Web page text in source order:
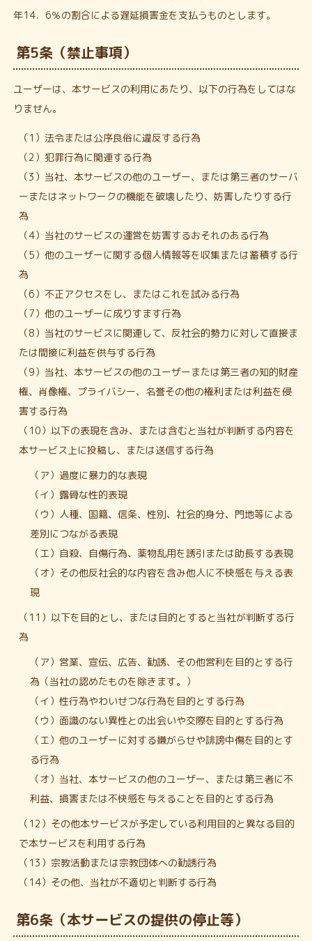
年14．6％の割合による遅延損害金を支払うものとします。
第5条（禁止事項）
ユーザーは、本サービスの利用にあたり、以下の行為をしてはな
りません。
（1）法令または公序良俗に違反する行為
（2）犯罪行為に関連する行為
（3）当社、本サービスの他のユーザー、または第三者のサーバ
ーまたはネットワークの機能を破壊したり、妨害したりする行
為
（4）当社のサービスの運営を妨害するおそれのある行為
（5）他のユーザーに関する個人情報等を収集または蓄積する行
為
（6）不正アクセスをし、またはこれを試みる行為
（7）他のユーザーに成りすます行為
（8）当社のサービスに関連して、反社会的勢力に対して直接ま
たは間接に利益を供与する行為
（9）当社、本サービスの他のユーザーまたは第三者の知的財産
権、肖像権、プライバシー、名誉その他の権利または利益を侵
害する行為
（10）以下の表現を含み、または含むと当社が判断する内容を
本サービス上に投稿し、または送信する行為
（ア）過度に暴力的な表現
（イ）露骨な性的表現
（ウ）人種、国籍、信条、性別、社会的身分、門地等による
差別につながる表現
（エ）自殺、自傷行為、薬物乱用を誘引または助長する表現
（オ）その他反社会的な内容を含み他人に不快感を与える表
現
（11）以下を目的とし、または目的とすると当社が判断する行
為
（ア）営業、宣伝、広告、勧誘、その他営利を目的とする行
為（当社の認めたものを除きます。）
（イ）性行為やわいせつな行為を目的とする行為
（ウ）面識のない異性との出会いや交際を目的とする行為
（エ）他のユーザーに対する嫌がらせや誹謗中傷を目的とす
る行為
（オ）当社、本サービスの他のユーザー、または第三者に不
利益、損害または不快感を与えることを目的とする行為
（12）その他本サービスが予定している利用目的と異なる目的
で本サービスを利用する行為
（13）宗教活動または宗教団体への勧誘行為
（14）その他、当社が不適切と判断する行為
第6条（本サービスの提供の停止等）